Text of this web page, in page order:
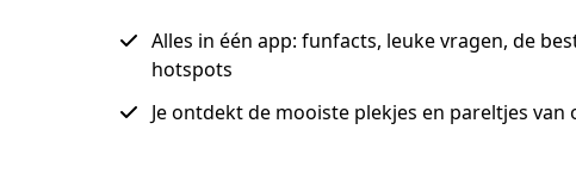
Alles in één app: funfacts, leuke vragen, de
hotspots
Je ontdekt de mooiste plekjes en pareltjes van